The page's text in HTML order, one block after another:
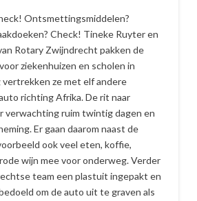
Ontsmettingsmiddelen?
Check! Tineke Ruyter en
Rotary Zwijndrecht pakken de
ziekenhuizen en scholen in
vertrekken ze met elf andere
richting Afrika. De rit naar
verwachting ruim twintig dagen en
Er gaan daarom naast de
ook veel eten, koffie,
wijn mee voor onderweg. Verder
team een plastuit ingepakt en
om de auto uit te graven als